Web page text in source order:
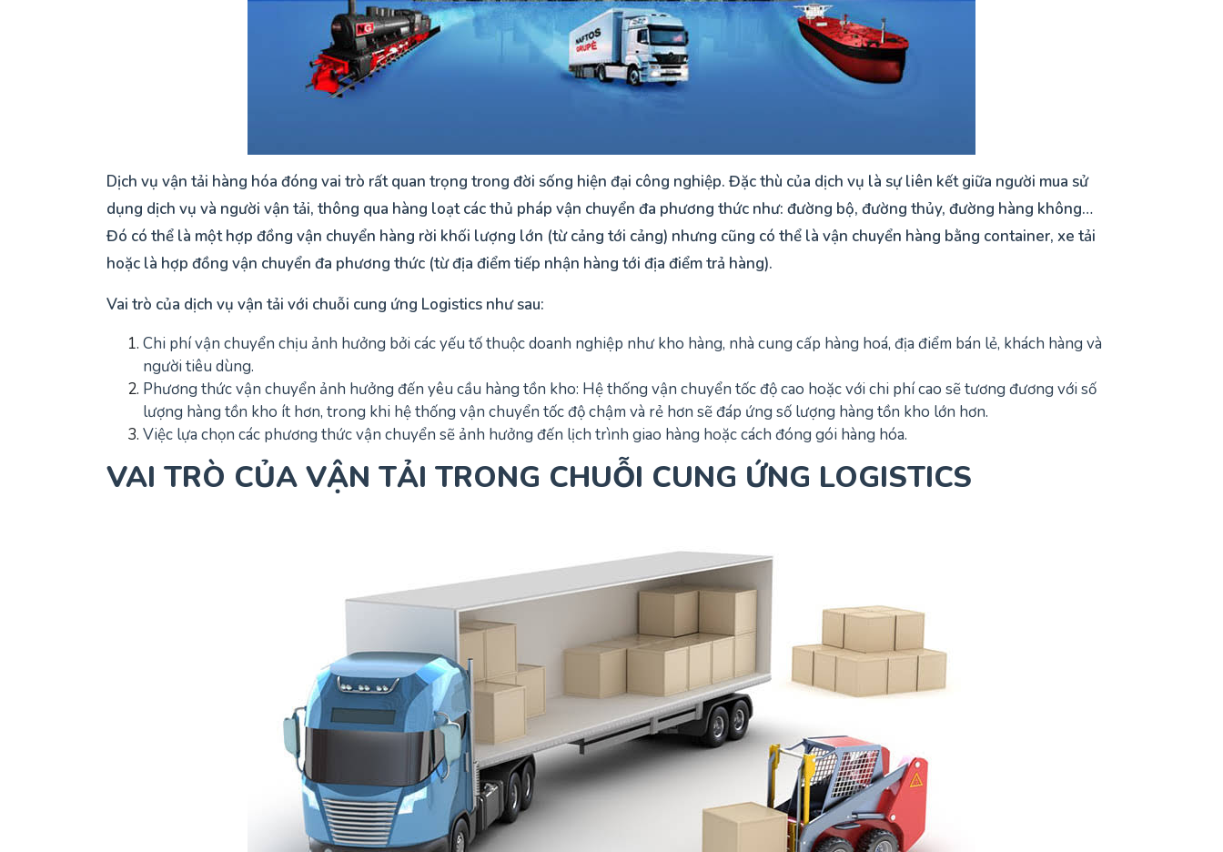
Dịch vụ vận tải hàng hóa đóng vai trò rất quan trọng trong đời sống hiện đại công nghiệp. Đặc thù của dịch vụ là sự liên kết giữa người mua sử
dụng dịch vụ và người vận tải, thông qua hàng loạt các thủ pháp vận chuyển đa phương thức như: đường bộ, đường thủy, đường hàng không…
Đó có thể là một hợp đồng vận chuyển hàng rời khối lượng lớn (từ cảng tới cảng) nhưng cũng có thể là vận chuyển hàng bằng container, xe tải
hoặc là hợp đồng vận chuyển đa phương thức (từ địa điểm tiếp nhận hàng tới địa điểm trả hàng).
Vai trò của dịch vụ vận tải với chuỗi cung ứng Logistics như sau:
Chi phí vận chuyển chịu ảnh hưởng bởi các yếu tố thuộc doanh nghiệp như kho hàng, nhà cung cấp hàng hoá, địa điểm bán lẻ, khách hàng và
người tiêu dùng.
Phương thức vận chuyển ảnh hưởng đến yêu cầu hàng tồn kho: Hệ thống vận chuyển tốc độ cao hoặc với chi phí cao sẽ tương đương với số
lượng hàng tồn kho ít hơn, trong khi hệ thống vận chuyển tốc độ chậm và rẻ hơn sẽ đáp ứng số lượng hàng tồn kho lớn hơn.
Việc lựa chọn các phương thức vận chuyển sẽ ảnh hưởng đến lịch trình giao hàng hoặc cách đóng gói hàng hóa.
VAI TRÒ CỦA VẬN TẢI TRONG CHUỖI CUNG ỨNG LOGISTICS